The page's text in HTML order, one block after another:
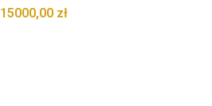
15000,00 zł